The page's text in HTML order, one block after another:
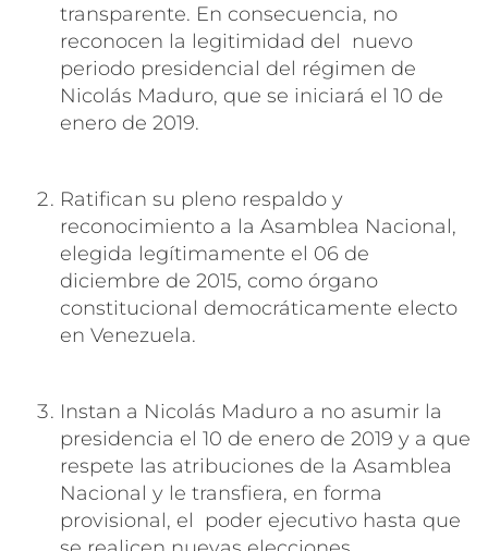
transparente. En consecuencia, no
reconocen la legitimidad del nuevo
periodo presidencial del régimen de
Nicolás Maduro, que se iniciará el 10 de
enero de 2019.
Ratifican su pleno respaldo y
reconocimiento a la Asamblea Nacional,
elegida legítimamente el 06 de
diciembre de 2015, como órgano
constitucional democráticamente electo
en Venezuela.
Instan a Nicolás Maduro a no asumir la
presidencia el 10 de enero de 2019 y a que
respete las atribuciones de la Asamblea
Nacional y le transfiera, en forma
provisional, el poder ejecutivo hasta que